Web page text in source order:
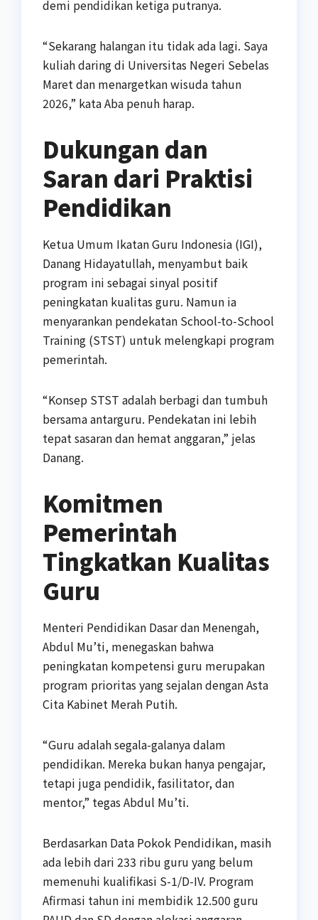
demi pendidikan ketiga putranya.
“Sekarang halangan itu tidak ada lagi. Saya
kuliah daring di Universitas Negeri Sebelas
Maret dan menargetkan wisuda tahun
2026,” kata Aba penuh harap.
Dukungan dan
Saran dari Praktisi
Pendidikan
Ketua Umum Ikatan Guru Indonesia (IGI),
Danang Hidayatullah, menyambut baik
program ini sebagai sinyal positif
peningkatan kualitas guru. Namun ia
menyarankan pendekatan School-to-School
Training (STST) untuk melengkapi program
pemerintah.
“Konsep STST adalah berbagi dan tumbuh
bersama antarguru. Pendekatan ini lebih
tepat sasaran dan hemat anggaran,” jelas
Danang.
Komitmen
Pemerintah
Tingkatkan Kualitas
Guru
Menteri Pendidikan Dasar dan Menengah,
Abdul Mu’ti, menegaskan bahwa
peningkatan kompetensi guru merupakan
program prioritas yang sejalan dengan Asta
Cita Kabinet Merah Putih.
“Guru adalah segala-galanya dalam
pendidikan. Mereka bukan hanya pengajar,
tetapi juga pendidik, fasilitator, dan
mentor,” tegas Abdul Mu’ti.
Berdasarkan Data Pokok Pendidikan, masih
ada lebih dari 233 ribu guru yang belum
memenuhi kualifikasi S-1/D-IV. Program
Afirmasi tahun ini membidik 12.500 guru